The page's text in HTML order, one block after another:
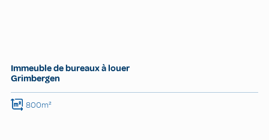
Immeuble de bureaux à louer
Grimbergen
800m²